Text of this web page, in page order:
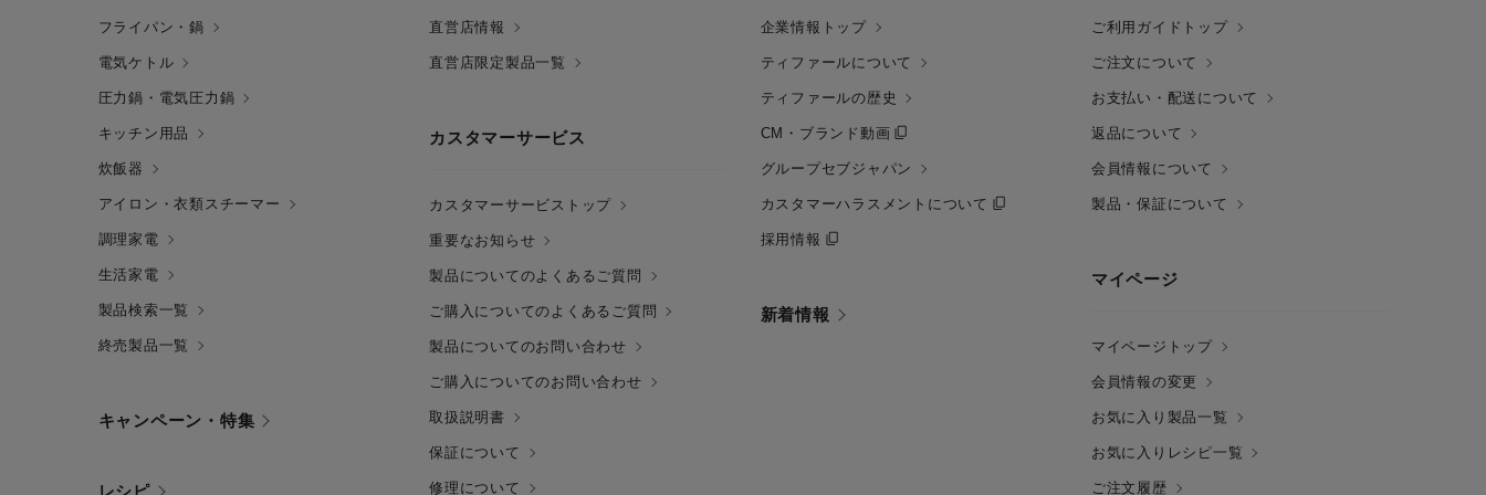
フライパン・鍋
電気ケトル
圧力鍋・電気圧力鍋
キッチン用品
炊飯器
アイロン・衣類スチーマー
調理家電
生活家電
製品検索一覧
終売製品一覧
キャンペーン・特集
直営店情報
直営店限定製品一覧
カスタマーサービス
カスタマーサービストップ
重要なお知らせ
製品についてのよくあるご質問
ご購入についてのよくあるご質問
製品についてのお問い合わせ
ご購入についてのお問い合わせ
取扱説明書
保証について
修理について
企業情報トップ
ティファールについて
ティファールの歴史
CM・ブランド動画
グループセブジャパン
カスタマーハラスメントについて
採用情報
新着情報
ご利用ガイドトップ
ご注文について
お支払い・配送について
返品について
会員情報について
製品・保証について
マイページ
マイページトップ
会員情報の変更
お気に入り製品一覧
お気に入りレシピ一覧
ご注文履歴